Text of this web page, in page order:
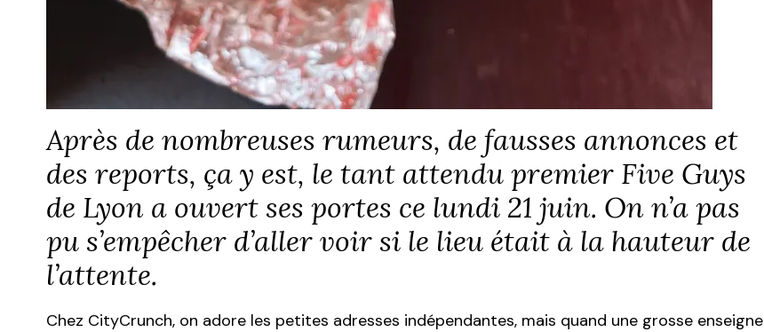
Après de nombreuses rumeurs, de fausses annonces et
des reports, ça y est, le tant attendu premier Five Guys
de Lyon a ouvert ses portes ce lundi 21 juin. On n’a pas
pu s’empêcher d’aller voir si le lieu était à la hauteur de
l’attente.
Chez CityCrunch, on adore les petites adresses indépendantes, mais quand une grosse enseigne